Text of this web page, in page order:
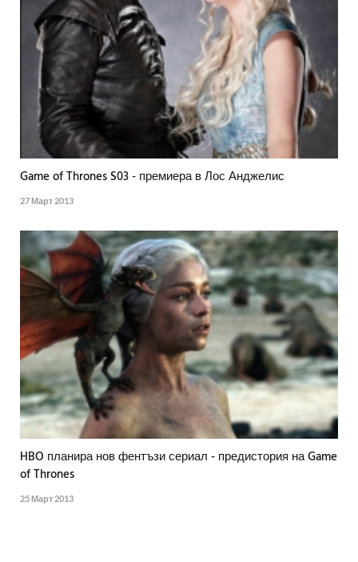
Game of Thrones S03 - премиера в Лос Анджелис
27 Март 2013
HBO планира нов фентъзи сериал - предистория на Game
of Thrones
25 Март 2013